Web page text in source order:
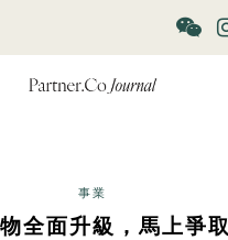
事業
全面升級，馬上爭